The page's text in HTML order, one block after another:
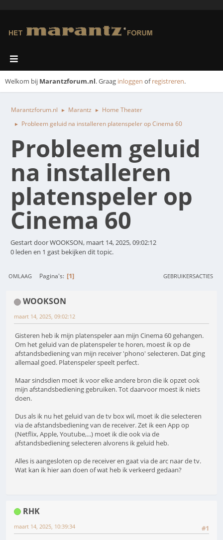
Welkom bij Marantzforum.nl. Graag inloggen ofregistreren.
Marantzforum.nl ► Marantz ► Home Theater
► Probleem geluid na installeren platenspeler op Cinema 60
Probleem geluid
na installeren
platenspeler op
Cinema 60
Gestart door WOOKSON, maart 14, 2025, 09:02:12
0 leden en 1 gast bekijken dit topic.
OMLAAG Pagina's 1 GEBRUIKERSACTIES
WOOKSON
maart 14, 2025, 09:02:12
Gisteren heb ik mijn platenspeler aan mijn Cinema 60 gehangen.
Om het geluid van de platenspeler te horen, moest ik op de
afstandsbediening van mijn receiver 'phono' selecteren. Dat ging
allemaal goed. Platenspeler speelt perfect.
Maar sindsdien moet ik voor elke andere bron die ik opzet ook
mijn afstandsbediening gebruiken. Tot daarvoor moest ik niets
doen.
Dus als ik nu het geluid van de tv box wil, moet ik die selecteren
via de afstandsbediening van de receiver. Zet ik een App op
(Netflix, Apple, Youtube,...) moet ik die ook via de
afstandsbediening selecteren alvorens ik geluid heb.
Alles is aangesloten op de receiver en gaat via de arc naar de tv.
Wat kan ik hier aan doen of wat heb ik verkeerd gedaan?
RHK
#1
maart 14, 2025, 10:39:34